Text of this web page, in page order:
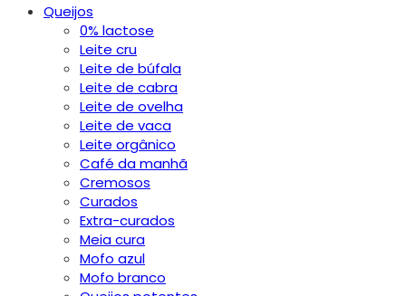
Queijos
0% lactose
Leite cru
Leite de búfala
Leite de cabra
Leite de ovelha
Leite de vaca
Leite orgânico
Café da manhã
Cremosos
Curados
Extra-curados
Meia cura
Mofo azul
Mofo branco